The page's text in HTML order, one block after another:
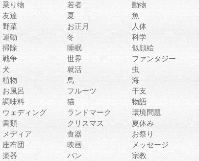
乗り物 若者
動物
友達 夏
魚
野菜 お正月
人体
運動 冬
科学
掃除 睡眠
似顔絵
戦争 世界
ファンタジー
犬 就活
虫
植物 鳥
海
お風呂 フルーツ
干支
調味料 猫
物語
ウェディング ランドマーク
環境問題
書類 クリスマス
夏休み
メディア 食器
お祭り
座布団 映画
メッセージ
楽器 パン 宗教